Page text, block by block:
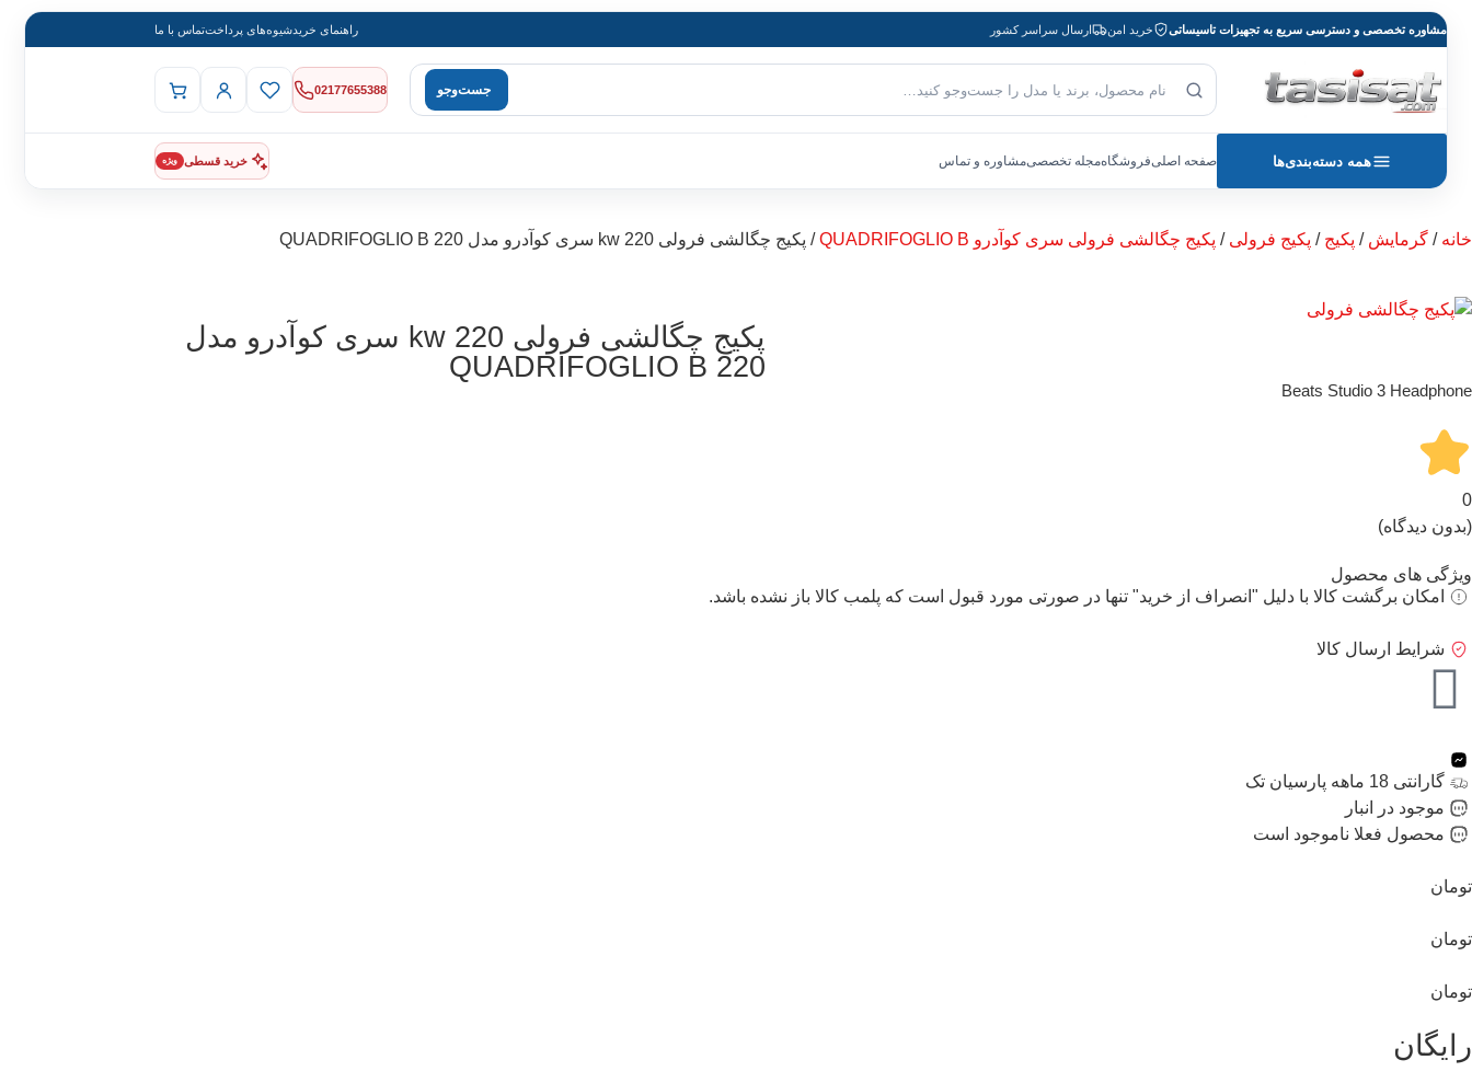
مشاوره تخصصی و دسترسی سریع به تجهیزات تاسیساتی خرید امن ارسال سراسر کشور راهنمای خریدشیوه‌های پرداختتماس با ما
بازگشت به صفحه اصلی جست‌وجوی محصول جست‌وجو 02177655388
همه دسته‌بندی‌ها صفحه اصلیفروشگاهمجله تخصصیمشاوره و تماس خرید قسطی ویژه
خانه / گرمایش / پکیج / پکیج فرولی / پکیج چگالشی فرولی سری کوآدرو QUADRIFOGLIO B / پکیج چگالشی فرولی 220 kw سری کوآدرو مدل QUADRIFOGLIO B 220
پکیج چگالشی فرولی 220 kw سری کوآدرو مدل
QUADRIFOGLIO B 220
Beats Studio 3 Headphone
0
(بدون دیدگاه)
ویژگی های محصول
امکان برگشت کالا با دلیل "انصراف از خرید" تنها در صورتی مورد قبول است که پلمب کالا باز نشده باشد.
شرایط ارسال کالا
گارانتی 18 ماهه پارسیان تک
موجود در انبار
محصول فعلا ناموجود است
تومان
تومان
تومان
رایگان